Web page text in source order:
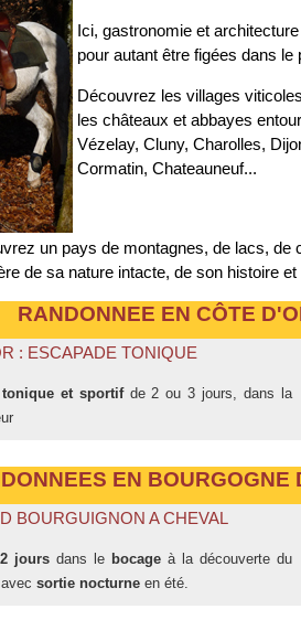
Ici, gastronomie et
pour autant être figées dans le
Découvrez les villages
les châteaux et abbayes
Vézelay, Cluny, Charolles,
Cormatin, Chateauneuf...
un pays de montagnes, de lacs, de
de sa nature intacte, de son histoire
RANDONNEE EN CÔTE
: ESCAPADE TONIQUE
et sportif de 2 ou 3 jours, dans la
EN BOURGOGNE
BOURGUIGNON A CHEVAL
2 jours dans le bocage à la découverte du
avec sortie nocturne en été.